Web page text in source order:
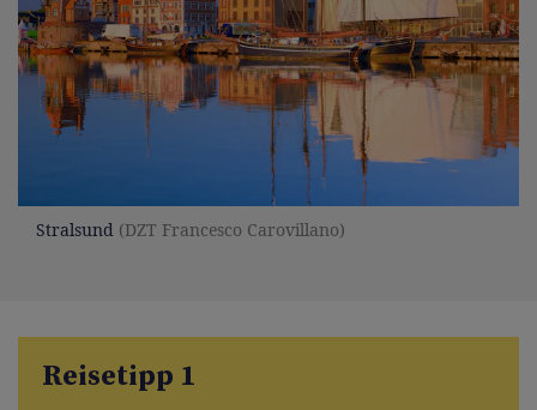
Stralsund (DZT Francesco Carovillano)
Reisetipp 1